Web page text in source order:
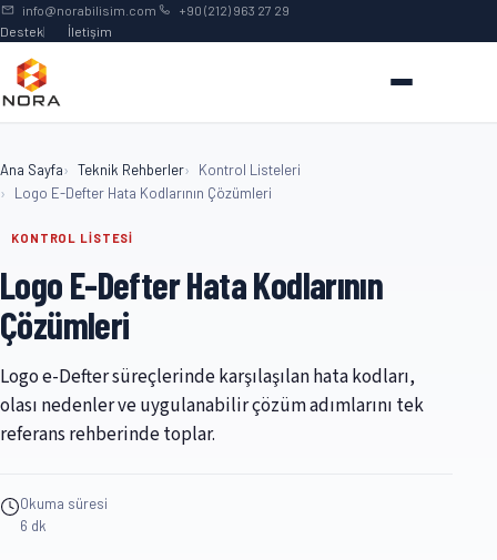
İçeriğe geç
info@norabilisim.com
+90 (212) 963 27 29
Destek
İletişim
Ana Sayfa Teknik Rehberler
Kontrol Listeleri
Logo E-Defter Hata Kodlarının Çözümleri
KONTROL LİSTESİ
Logo E-Defter Hata Kodlarının
Çözümleri
Logo e-Defter süreçlerinde karşılaşılan hata kodları,
olası nedenler ve uygulanabilir çözüm adımlarını tek
referans rehberinde toplar.
Okuma süresi
6 dk